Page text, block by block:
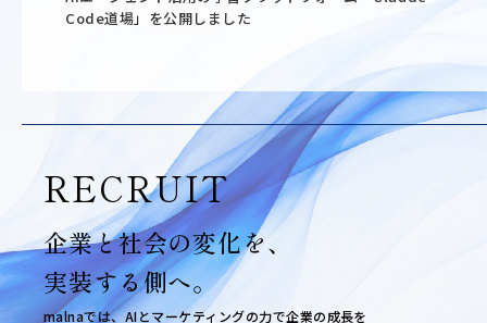
Code道場」を公開しました
RECRUIT
企業と社会の変化を、
実装する側へ。
malnaでは、AIとマーケティングの力で企業の成長を